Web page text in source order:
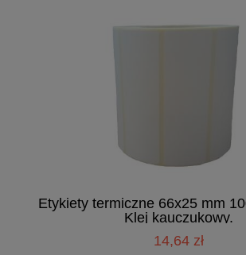
Etykiety termiczne 66x25 mm
Klej kauczukowy.
14,64 zł